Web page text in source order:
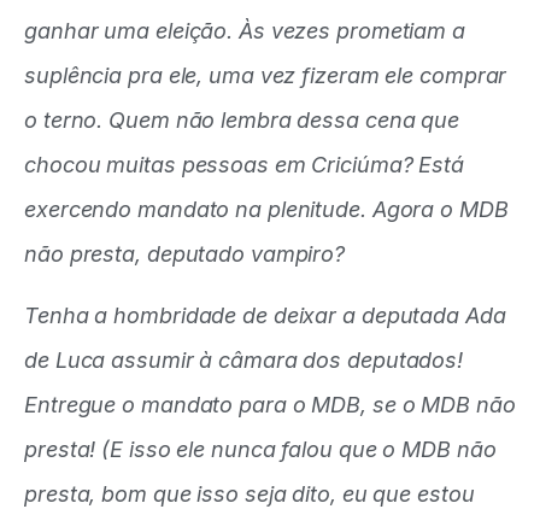
ganhar uma eleição. Às vezes prometiam a
suplência pra ele, uma vez fizeram ele comprar
o terno. Quem não lembra dessa cena que
chocou muitas pessoas em Criciúma? Está
exercendo mandato na plenitude. Agora o MDB
não presta, deputado vampiro?
Tenha a hombridade de deixar a deputada Ada
de Luca assumir à câmara dos deputados!
Entregue o mandato para o MDB, se o MDB não
presta! (E isso ele nunca falou que o MDB não
presta, bom que isso seja dito, eu que estou